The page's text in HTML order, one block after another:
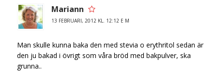
Mariann
13 FEBRUARI, 2012 KL. 12:12 E M
Man skulle kunna baka den med stevia o erythritol sedan är
den ju bakad i övrigt som våra bröd med bakpulver, ska
grunna..